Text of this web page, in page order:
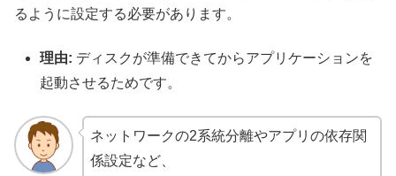
るように設定する必要があります。
理由: ディスクが準備できてからアプリケーションを
起動させるためです。
ネットワークの2系統分離やアプリの依存関
係設定など、